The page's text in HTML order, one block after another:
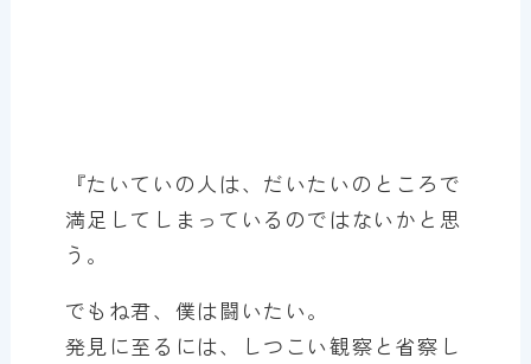
『たいていの人は、だいたいのところで
満足してしまっているのではないかと思
う。
でもね君、僕は闘いたい。
発見に至るには、しつこい観察と省察し